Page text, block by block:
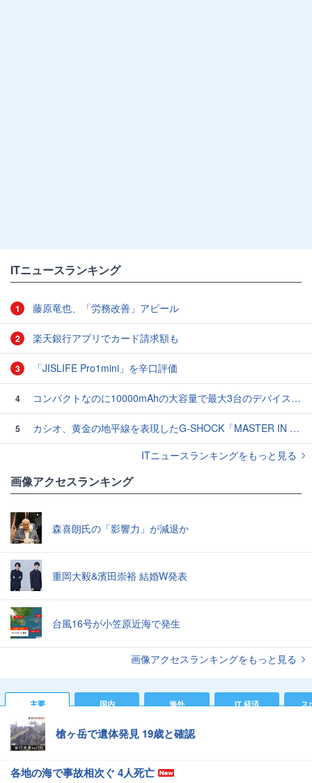
ITニュースランキング
1 藤原竜也、「労務改善」アピール
2 楽天銀行アプリでカード請求額も
3 「JISLIFE Pro1mini」を辛口評価
4 コンパクトなのに10000mAhの大容量で最大3台のデバイスを同時充電できる半固体モバイルバッテリー「SMARTCOBY Pro SLIM SS」レビュー
5
カシオ、黄金の地平線を表現したG-SHOCK「MASTER IN HORIZON GOLD」3モデル
ITニュースランキングをもっと見る
画像アクセスランキング
森喜朗氏の「影響力」が減退か
重岡大毅&濱田崇裕 結婚W発表
台風16号が小笠原近海で発生
画像アクセスランキングをもっと見る
主要 国内 海外 IT 経済 ス
槍ヶ岳で遺体発見 19歳と確認
各地の海で事故相次ぐ 4人死亡